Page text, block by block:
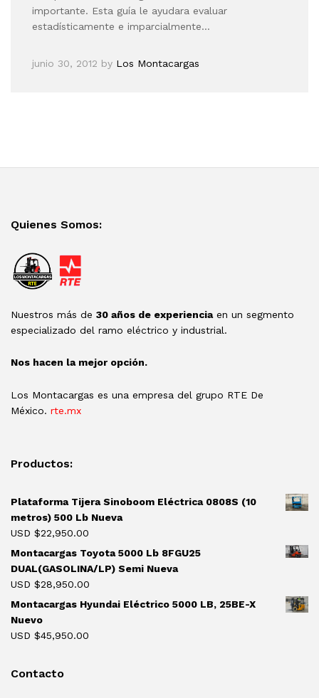
importante. Esta guía le ayudara evaluar
estadísticamente e imparcialmente…
junio 30, 2012 by Los Montacargas
Quienes Somos:
Nuestros más de 30 años de experienciaen un segmento
especializado del ramo eléctrico y industrial.
Nos hacen la mejor opción.
Los Montacargas es una empresa del grupo RTE De
México. rte.mx
Productos:
Plataforma Tijera Sinoboom Eléctrica 0808S (10
metros) 500 Lb Nueva
USD $22,950.00
Montacargas Toyota 5000 Lb 8FGU25
DUAL(GASOLINA/LP) Semi Nueva
USD $28,950.00
Montacargas Hyundai Eléctrico 5000 LB, 25BE-X
Nuevo
USD $45,950.00
Contacto